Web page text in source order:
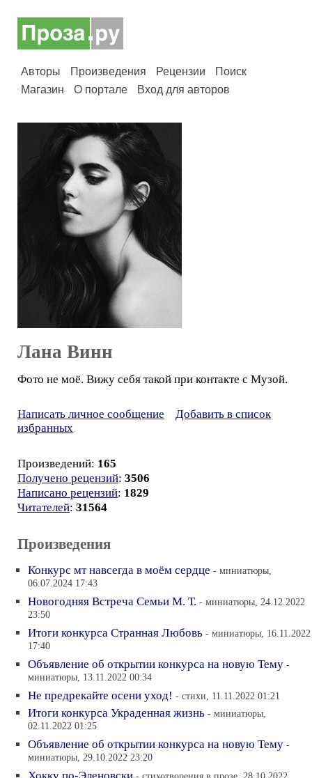
Авторы Произведения Рецензии
Поиск
Магазин
О портале Вход для авторов
Лана Винн
Фото не моё. Вижу себя такой при контакте с Музой.
Написать личное сообщение
Добавить в список
избранных
Произведений: 165
Получено рецензий: 3506
Написано рецензий: 1829
Читателей: 31564
Произведения
Конкурс мт навсегда в моём сердце - миниатюры,
06.07.2024 17:43
Новогодняя Встреча Семьи М. Т. - миниатюры, 24.12.2022
23:50
Итоги конкурса Странная Любовь - миниатюры, 16.11.2022
17:40
Объявление об открытии конкурса на новую Тему -
миниатюры, 13.11.2022 00:34
Не предрекайте осени уход! - стихи, 11.11.2022 01:21
Итоги конкурса Украденная жизнь - миниатюры,
02.11.2022 01:25
Объявление об открытии конкурса на новую Тему -
миниатюры, 29.10.2022 23:20